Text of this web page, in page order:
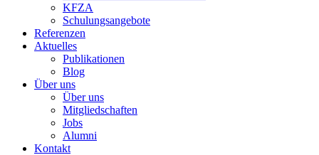
KFZA
Schulungsangebote
Referenzen
Aktuelles
Publikationen
Blog
Über uns
Über uns
Mitgliedschaften
Jobs
Alumni
Kontakt